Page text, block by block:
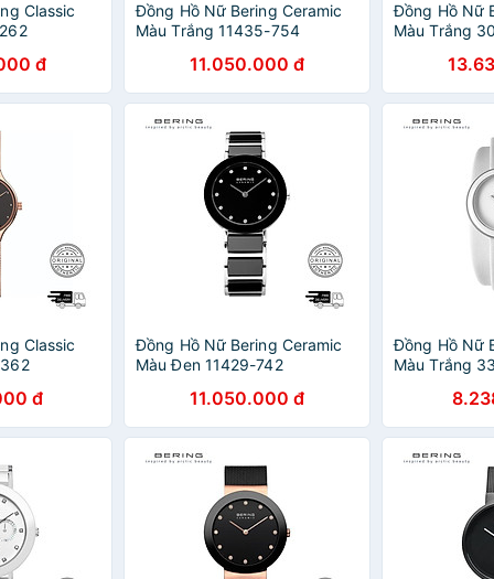
Classic
đ
Đồng Hồ Nữ Bering Ceramic
Màu Trắng 11435-754
11.050.000 đ
Đồng Hồ Nữ
Màu Trắng
Classic
đ
Đồng Hồ Nữ Bering Ceramic
Màu Đen 11429-742
11.050.000 đ
Đồng Hồ Nữ
Màu Trắng